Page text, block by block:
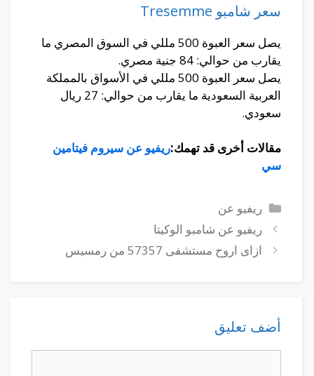
سعر شامبو Tresemme
يصل سعر العبوة 500 مللي في السوق المصري ما
يقارب من حوالي: 84 جنية مصري.
يصل سعر العبوة 500 مللي في الأسواق بالمملكة
العربية السعودية ما يقارب من حوالي: 27 ريال
سعودي.
مقالات أخرى قد تهمك:ريفيو عن سيروم فيتامين
سي
التصنيفات
ريفيو عن
ريفيو عن شامبو الوكيتا
ازاى اروح مستشفى 57357 من رمسيس
أضف تعليق